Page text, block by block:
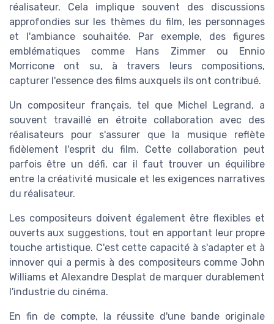
réalisateur. Cela implique souvent des discussions
approfondies sur les thèmes du film, les personnages
et l'ambiance souhaitée. Par exemple, des figures
emblématiques comme Hans Zimmer ou Ennio
Morricone ont su, à travers leurs compositions,
capturer l'essence des films auxquels ils ont contribué.
Un compositeur français, tel que Michel Legrand, a
souvent travaillé en étroite collaboration avec des
réalisateurs pour s'assurer que la musique reflète
fidèlement l'esprit du film. Cette collaboration peut
parfois être un défi, car il faut trouver un équilibre
entre la créativité musicale et les exigences narratives
du réalisateur.
Les compositeurs doivent également être flexibles et
ouverts aux suggestions, tout en apportant leur propre
touche artistique. C'est cette capacité à s'adapter et à
innover qui a permis à des compositeurs comme John
Williams et Alexandre Desplat de marquer durablement
l'industrie du cinéma.
En fin de compte, la réussite d'une bande originale